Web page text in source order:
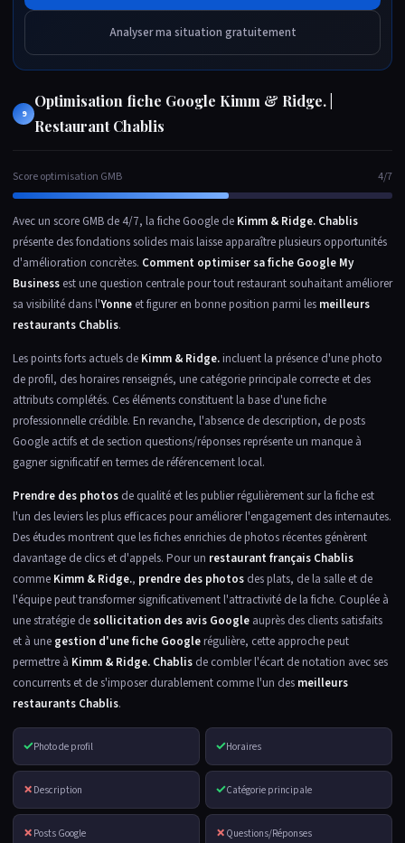
Analyser ma situation gratuitement
9
Optimisation fiche Google Kimm & Ridge. |
Restaurant Chablis
Score optimisation GMB 4/7
Avec un score GMB de 4/7, la fiche Google de Kimm & Ridge. Chablis
présente des fondations solides mais laisse apparaître plusieurs opportunités
d'amélioration concrètes. Comment optimiser sa fiche Google My
Business est une question centrale pour tout restaurant souhaitant améliorer
sa visibilité dans l'Yonne et figurer en bonne position parmi les meilleurs
restaurants Chablis.
Les points forts actuels de Kimm & Ridge. incluent la présence d'une photo
de profil, des horaires renseignés, une catégorie principale correcte et des
attributs complétés. Ces éléments constituent la base d'une fiche
professionnelle crédible. En revanche, l'absence de description, de posts
Google actifs et de section questions/réponses représente un manque à
gagner significatif en termes de référencement local.
Prendre des photos de qualité et les publier régulièrement sur la fiche est
l'un des leviers les plus efficaces pour améliorer l'engagement des internautes.
Des études montrent que les fiches enrichies de photos récentes génèrent
davantage de clics et d'appels. Pour un restaurant français Chablis
comme Kimm & Ridge., prendre des photos des plats, de la salle et de
l'équipe peut transformer significativement l'attractivité de la fiche. Couplée à
une stratégie desollicitation des avis Google auprès des clients satisfaits
et à une gestion d'une fiche Google régulière, cette approche peut
permettre à Kimm & Ridge. Chablis de combler l'écart de notation avec ses
concurrents et de s'imposer durablement comme l'un des meilleurs
restaurants Chablis.
✓Photo de profil ✓Horaires
✗ Description ✓Catégorie principale
✗ Posts Google ✗ Questions/Réponses